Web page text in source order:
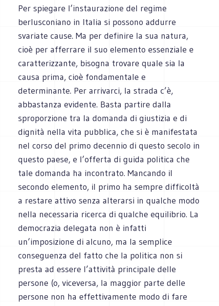
Per spiegare l’instaurazione del regime
berlusconiano in Italia si possono addurre
svariate cause. Ma per definire la sua natura,
cioè per afferrare il suo elemento essenziale e
caratterizzante, bisogna trovare quale sia la
causa prima, cioè fondamentale e
determinante. Per arrivarci, la strada c’è,
abbastanza evidente. Basta partire dalla
sproporzione tra la domanda di giustizia e di
dignità nella vita pubblica, che si è manifestata
nel corso del primo decennio di questo secolo in
questo paese, e l’offerta di guida politica che
tale domanda ha incontrato. Mancando il
secondo elemento, il primo ha sempre difficoltà
a restare attivo senza alterarsi in qualche modo
nella necessaria ricerca di qualche equilibrio. La
democrazia delegata non è infatti
un’imposizione di alcuno, ma la semplice
conseguenza del fatto che la politica non si
presta ad essere l’attività principale delle
persone (o, viceversa, la maggior parte delle
persone non ha effettivamente modo di fare